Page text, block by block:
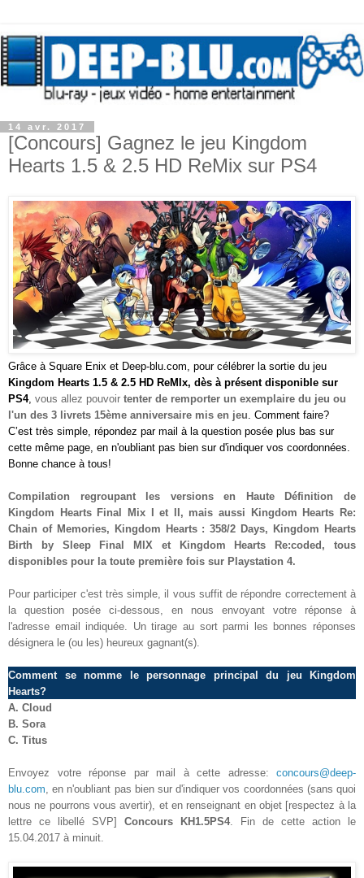
14 avr. 2017
[Concours] Gagnez le jeu Kingdom
Hearts 1.5 & 2.5 HD ReMix sur PS4
Grâce à Square Enix et Deep-blu.com, pour célébrer la sortie du jeu
Kingdom Hearts 1.5 & 2.5 HD ReMIx, dès à présent disponible sur
PS4, vous allez pouvoir tenter de remporter un exemplaire du jeu ou
l'un des 3 livrets 15ème anniversaire mis en jeu . Comment faire?
C’est très simple, répondez par mail à la question posée plus bas sur
cette même page , en n'oubliant pas bien sur d'indiquer vos coordonnées.
Bonne chance à tous!
Compilation regroupant les versions en Haute Définition de
Kingdom Hearts Final Mix I et II, mais aussi Kingdom Hearts Re:
Chain of Memories, Kingdom Hearts : 358/2 Days, Kingdom Hearts
Birth by Sleep Final MIX et Kingdom Hearts Re:coded, tous
disponibles pour la toute première fois sur Playstation 4.
Pour participer c'est très simple, il vous suffit de répondre correctement à
la question posée ci-dessous, en nous envoyant votre réponse à
l'adresse email indiquée. Un tirage au sort parmi les bonnes réponses
désignera le (ou les) heureux gagnant(s).
Comment se nomme le personnage principal du jeu Kingdom
Hearts?
A. Cloud
B. Sora
C. Titus
Envoyez votre réponse par mail à cette adresse: concours@deep-
blu.com ,en n'oubliant pas bien sur d'indiquer vos coordonnées (sans quoi
nous ne pourrons vous avertir), et en renseignant en objet [respectez à la
lettre ce libellé SVP] Concours KH1.5PS4. Fin de cette action le
15.04 .2017 à minuit